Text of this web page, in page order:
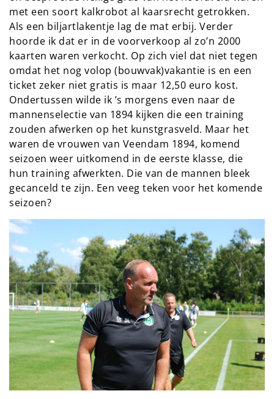
met een soort kalkrobot al kaarsrecht getrokken.
Als een biljartlakentje lag de mat erbij. Verder
hoorde ik dat er in de voorverkoop al zo’n 2000
kaarten waren verkocht. Op zich viel dat niet tegen
omdat het nog volop (bouwvak)vakantie is en een
ticket zeker niet gratis is maar 12,50 euro kost.
Ondertussen wilde ik ’s morgens even naar de
mannenselectie van 1894 kijken die een training
zouden afwerken op het kunstgrasveld. Maar het
waren de vrouwen van Veendam 1894, komend
seizoen weer uitkomend in de eerste klasse, die
hun training afwerkten. Die van de mannen bleek
gecanceld te zijn. Een veeg teken voor het komende
seizoen?